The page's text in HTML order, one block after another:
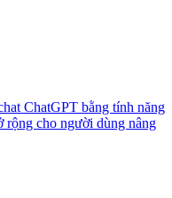
ChatGPT bằng tính năng
rộng cho người dùng nâng